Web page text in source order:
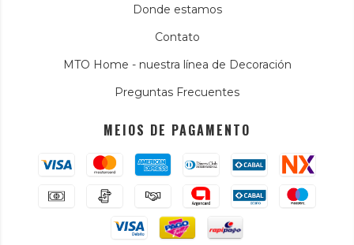
Donde estamos
Contato
MTO Home - nuestra línea de Decoración
Preguntas Frecuentes
MEIOS DE PAGAMENTO